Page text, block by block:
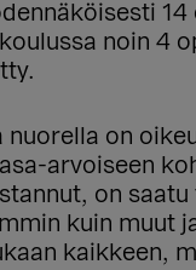
noin 4
nuorella on
arvoiseen
on
kuin muut
kaikkeen,